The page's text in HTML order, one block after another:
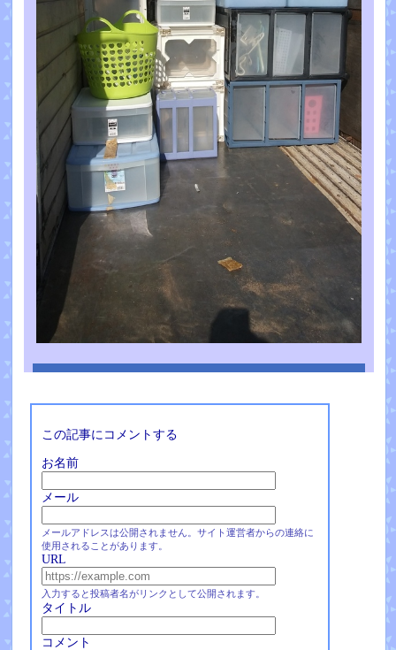
この記事にコメントする
お名前
メール
メールアドレスは公開されません。サイト運営者からの連絡に
使用されることがあります。
URL
入力すると投稿者名がリンクとして公開されます。
タイトル
コメント